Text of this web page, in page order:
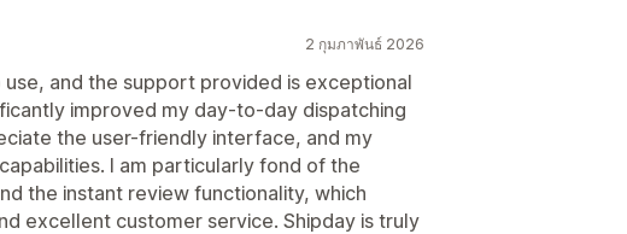
2 กุมภาพันธ์ 2026
and the support provided is exceptional
improved my day-to-day dispatching
the user-friendly interface, and my
I am particularly fond of the
the instant review functionality, which
excellent customer service. Shipday is truly